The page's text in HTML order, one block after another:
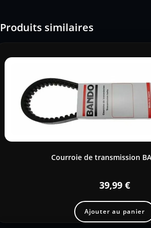
Produits similaires
Courroie de transmission
39,99 €
Ajouter au panier